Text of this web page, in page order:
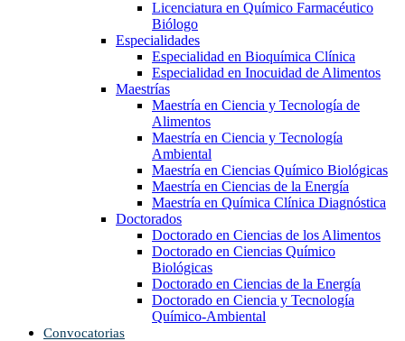
Licenciatura en Químico Farmacéutico
Biólogo
Especialidades
Especialidad en Bioquímica Clínica
Especialidad en Inocuidad de Alimentos
Maestrías
Maestría en Ciencia y Tecnología de
Alimentos
Maestría en Ciencia y Tecnología
Ambiental
Maestría en Ciencias Químico Biológicas
Maestría en Ciencias de la Energía
Maestría en Química Clínica Diagnóstica
Doctorados
Doctorado en Ciencias de los Alimentos
Doctorado en Ciencias Químico
Biológicas
Doctorado en Ciencias de la Energía
Doctorado en Ciencia y Tecnología
Químico-Ambiental
Convocatorias